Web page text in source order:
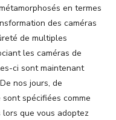
en termes
des caméras
de multiples
les caméras de
ci sont maintenant
nos jours, de
spécifiées comme
lors que vous adoptez